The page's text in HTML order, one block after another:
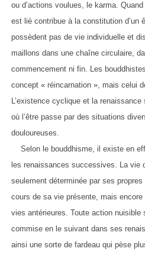
ou d’actions voulues, le karma.
est lié contribue à la constitution d’un
possèdent pas de vie individuelle et
maillons dans une chaîne circulaire,
commencement ni fin. Les
concept « réincarnation », mais celui
L’existence cyclique et la
où l’être passe par des situations
douloureuses.
Selon le bouddhisme, il existe en
les renaissances successives. La vie
seulement déterminée par ses
cours de sa vie présente, mais
vies antérieures. Toute action nuisible
commise en le suivant dans ses
ainsi une sorte de fardeau qui pèse